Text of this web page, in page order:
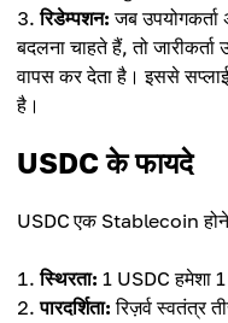
रिडेम्पशन: जब
बदलना चाहते हैं, तो
वापस कर देता है। इससे सप्लाई
है।
USDC के फायदे
USDC एक Stablecoin होने
स्थिरता: 1 USDC हमेशा
पारदर्शिता: रिज़र्व स्वतंत्र